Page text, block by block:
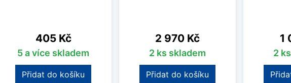
Cena
405 Kč
5 a více skladem
Přidat do košíku
Cena
2 970 Kč
2 ks skladem
Přidat do košíku
1
2